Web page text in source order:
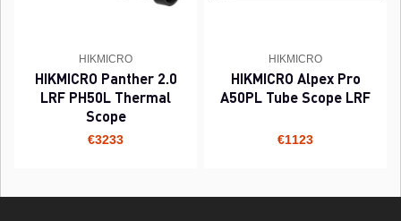
HIKMICRO
HIKMICRO Panther 2.0
LRF PH50L Thermal
Scope
€3233
HIKMICRO
HIKMICRO Alpex Pro
A50PL Tube Scope LRF
€1123